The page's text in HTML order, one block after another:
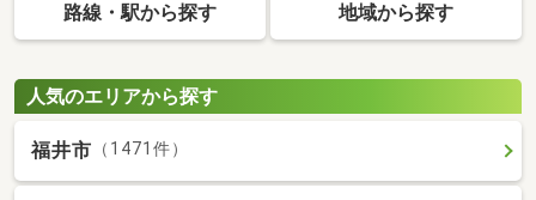
路線・駅から探す 地域から探す
人気のエリアから探す
福井市 （1471件）